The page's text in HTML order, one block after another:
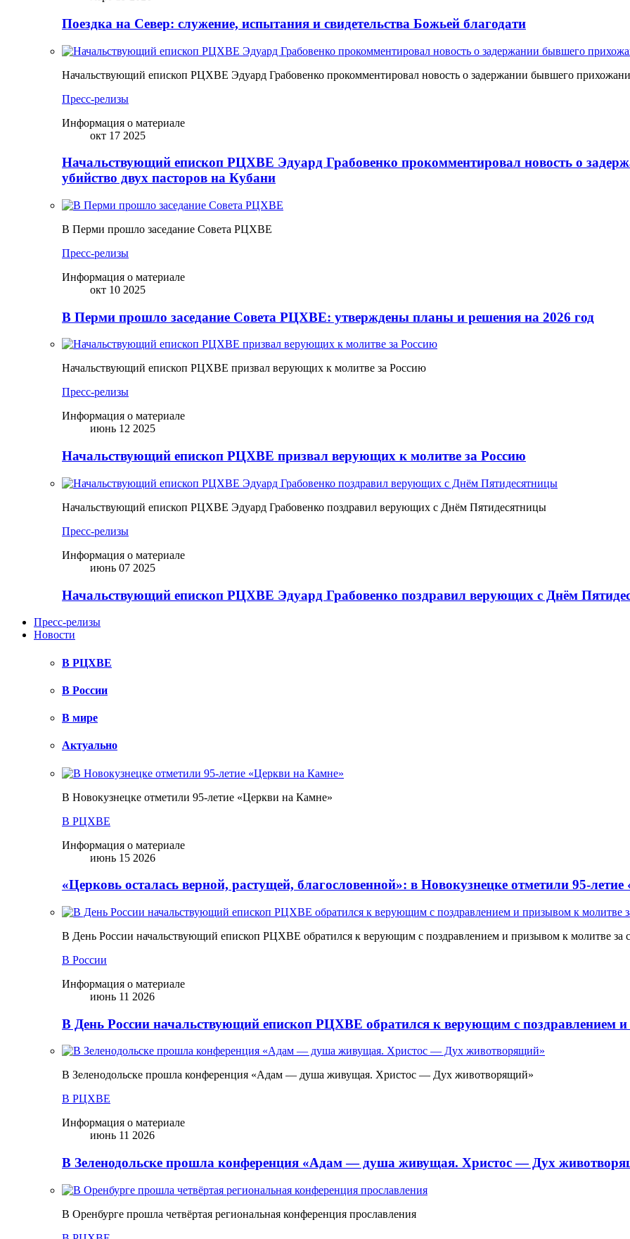
Поездка на Север: служение, испытания и свидетельства Божьей благодати
Начальствующий епископ РЦХВЕ Эдуард Грабовенко прокомментировал новость о задержании бывшего
Пресс-релизы
Информация о материале
окт 17 2025
Начальствующий епископ РЦХВЕ Эдуард Грабовенко прокомментировал новость о
убийство двух пасторов на Кубани
В Перми прошло заседание Совета РЦХВЕ
Пресс-релизы
Информация о материале
окт 10 2025
В Перми прошло заседание Совета РЦХВЕ: утверждены планы и решения на 2026 год
Начальствующий епископ РЦХВЕ призвал верующих к молитве за Россию
Пресс-релизы
Информация о материале
июнь 12 2025
Начальствующий епископ РЦХВЕ призвал верующих к молитве за Россию
Начальствующий епископ РЦХВЕ Эдуард Грабовенко поздравил верующих с Днём Пятидесятницы
Пресс-релизы
Информация о материале
июнь 07 2025
Начальствующий епископ РЦХВЕ Эдуард Грабовенко поздравил верующих с Днём
Пресс-релизы
Новости
В РЦХВЕ
В России
В мире
Актуально
В Новокузнецке отметили 95-летие «Церкви на Камне»
В РЦХВЕ
Информация о материале
июнь 15 2026
«Церковь осталась верной, растущей, благословенной»: в Новокузнецке отметили 95-
В День России начальствующий епископ РЦХВЕ обратился к верующим с поздравлением и призывом к молитве за
В России
Информация о материале
июнь 11 2026
В День России начальствующий епископ РЦХВЕ обратился к верующим с поздравлением
В Зеленодольске прошла конференция «Адам — душа живущая. Христос — Дух животворящий»
В РЦХВЕ
Информация о материале
июнь 11 2026
В Зеленодольске прошла конференция «Адам — душа живущая. Христос — Дух
В Оренбурге прошла четвёртая региональная конференция прославления